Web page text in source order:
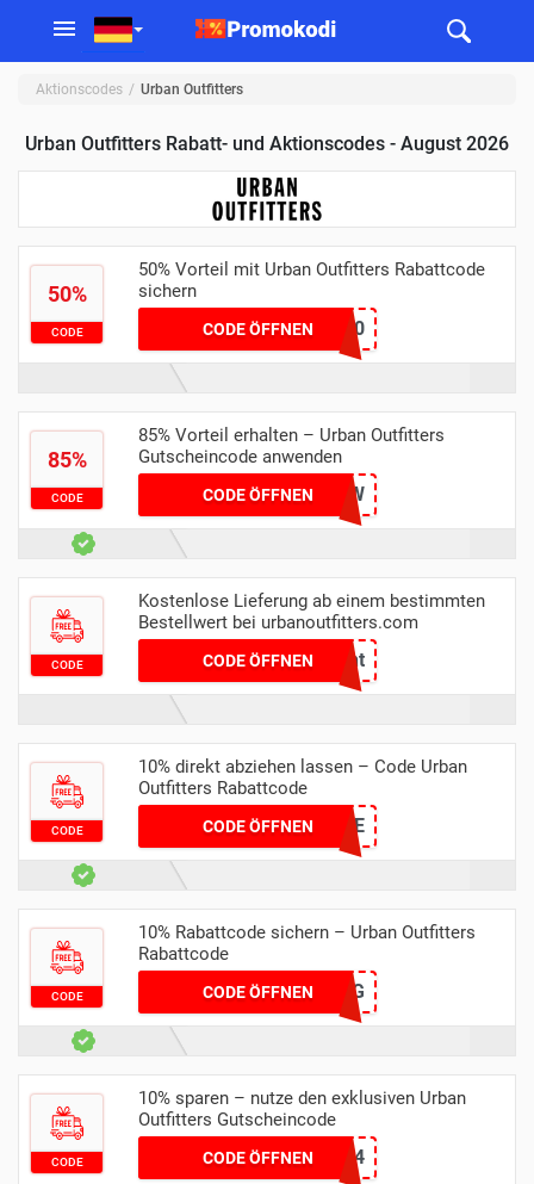
Aktionscodes Urban Outfitters
Urban Outfitters Rabatt- und Aktionscodes - August 2026
50%
CODE
50% Vorteil mit Urban Outfitters Rabattcode
sichern
CODE ÖFFNENTAKE20
85%
CODE
85% Vorteil erhalten – Urban Outfitters
Gutscheincode anwenden
CODE ÖFFNEN
MT85RZ7XMW
CODE
Kostenlose Lieferung ab einem bestimmten
Bestellwert bei urbanoutfitters.com
CODE ÖFFNENstudent
CODE
10% direkt abziehen lassen – Code Urban
Outfitters Rabattcode
CODE ÖFFNEN
MYNA3EAAJE
CODE
10% Rabattcode sichern – Urban Outfitters
Rabattcode
CODE ÖFFNEN
MT4GMFDMAG
CODE
10% sparen – nutze den exklusiven Urban
Outfitters Gutscheincode
CODE ÖFFNEN
M9JYZJKMY4